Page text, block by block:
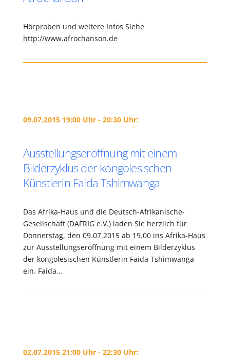
Hörproben und weitere Infos Siehe
http://www.afrochanson.de
09.07.2015 19:00 Uhr - 20:30 Uhr:
Ausstellungseröffnung mit einem
Bilderzyklus der kongolesischen
Künstlerin Faida Tshimwanga
Das Afrika-Haus und die Deutsch-Afrikanische-
Gesellschaft (DAFRIG e.V.) laden Sie herzlich für
Donnerstag, den 09.07.2015 ab 19.00 ins Afrika-Haus
zur Ausstellungseröffnung mit einem Bilderzyklus
der kongolesischen Künstlerin Faida Tshimwanga
ein. Faida…
02.07.2015 21:00 Uhr - 22:30 Uhr: